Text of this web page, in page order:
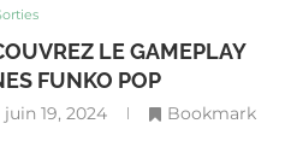
LE GAMEPLAY
FUNKO POP
juin 19, 2024 Bookmark